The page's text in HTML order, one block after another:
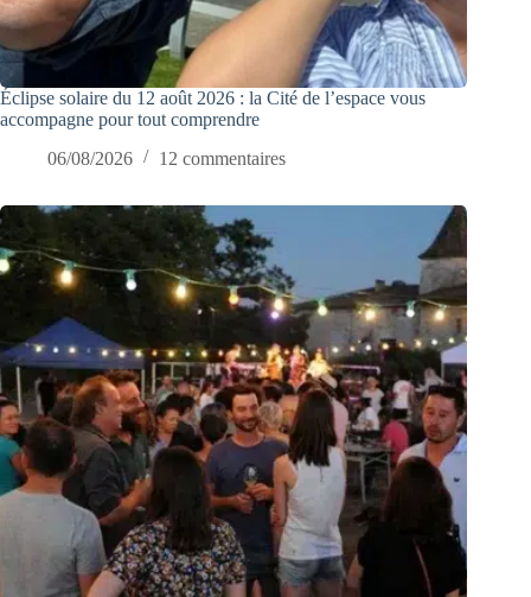
Éclipse solaire du 12 août 2026 : la Cité de l’espace vous
accompagne pour tout comprendre
06/08/2026
12 commentaires